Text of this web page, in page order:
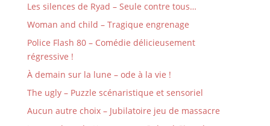
Les silences de Ryad – Seule contre tous…
Woman and child – Tragique engrenage
Police Flash 80 – Comédie délicieusement
régressive !
À demain sur la lune – ode à la vie !
The ugly – Puzzle scénaristique et sensoriel
Aucun autre choix – Jubilatoire jeu de massacre